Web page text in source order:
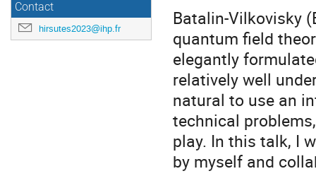
Contact
hirsutes2023@ihp.fr
Batalin-Vilkovisky
quantum field
elegantly
relatively well
natural to use an
technical
play. In this talk, I
by myself and